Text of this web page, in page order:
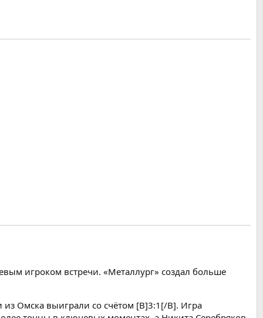
игроком встречи. «Металлург» создал больше
Омска выиграли со счётом [B]3:1[/B]. Игра